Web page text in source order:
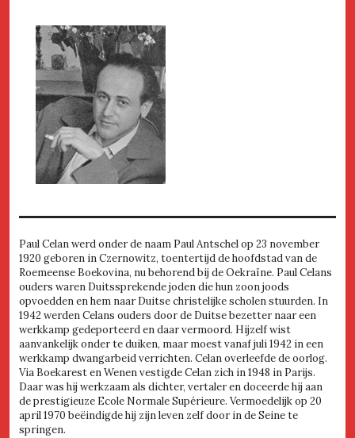
Paul Celan werd onder de naam Paul Antschel op 23 november
1920 geboren in Czernowitz, toentertijd de hoofdstad van de
Roemeense Boekovina, nu behorend bij de Oekraïne. Paul Celans
ouders waren Duitssprekende joden die hun zoon joods
opvoedden en hem naar Duitse christelijke scholen stuurden. In
1942 werden Celans ouders door de Duitse bezetter naar een
werkkamp gedeporteerd en daar vermoord. Hijzelf wist
aanvankelijk onder te duiken, maar moest vanaf juli 1942 in een
werkkamp dwangarbeid verrichten. Celan overleefde de oorlog.
Via Boekarest en Wenen vestigde Celan zich in 1948 in Parijs.
Daar was hij werkzaam als dichter, vertaler en doceerde hij aan
de prestigieuze Ecole Normale Supérieure. Vermoedelijk op 20
april 1970 beëindigde hij zijn leven zelf door in de Seine te
springen.